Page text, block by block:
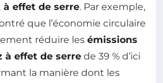
à effet de serre. Par exemple,
que l’économie circulaire
réduire les émissions
à effet de serre de 39 % d’ici
la manière dont les